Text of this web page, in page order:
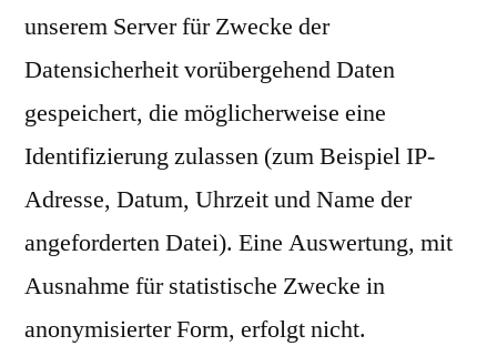
unserem Server für Zwecke der
Datensicherheit vorübergehend Daten
gespeichert, die möglicherweise eine
Identifizierung zulassen (zum Beispiel IP-
Adresse, Datum, Uhrzeit und Name der
angeforderten Datei). Eine Auswertung, mit
Ausnahme für statistische Zwecke in
anonymisierter Form, erfolgt nicht.